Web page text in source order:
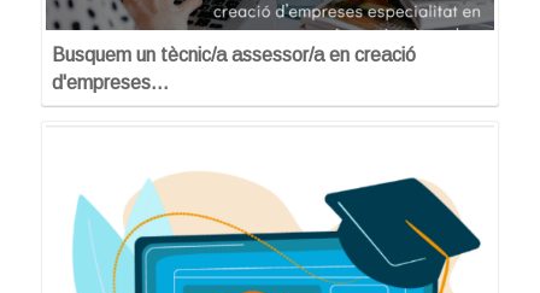
Busquem un tècnic/a assessor/a en creació
d'empreses…